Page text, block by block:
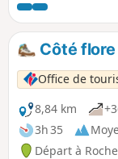
Côté
Office de
8,84 km
3h 35
Départ à